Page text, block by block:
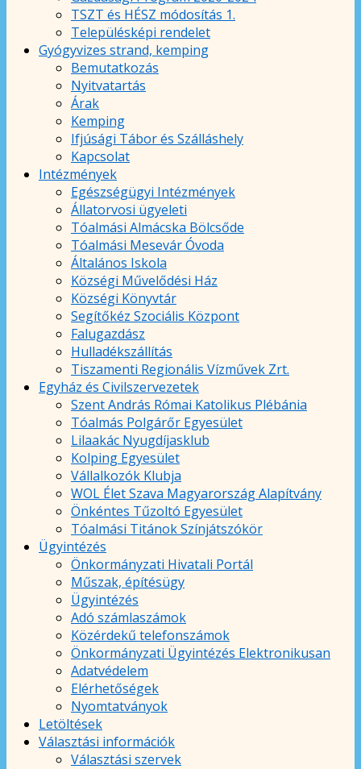
TSZT és HÉSZ módosítás 1.
Településképi rendelet
Gyógyvizes strand, kemping
Bemutatkozás
Nyitvatartás
Árak
Kemping
Ifjúsági Tábor és Szálláshely
Kapcsolat
Intézmények
Egészségügyi Intézmények
Állatorvosi ügyeleti
Tóalmási Almácska Bölcsőde
Tóalmási Mesevár Óvoda
Általános Iskola
Községi Művelődési Ház
Községi Könyvtár
Segítőkéz Szociális Központ
Falugazdász
Hulladékszállítás
Tiszamenti Regionális Vízművek Zrt.
Egyház és Civilszervezetek
Szent András Római Katolikus Plébánia
Tóalmás Polgárőr Egyesület
Lilaakác Nyugdíjasklub
Kolping Egyesület
Vállalkozók Klubja
WOL Élet Szava Magyarország Alapítvány
Önkéntes Tűzoltó Egyesület
Tóalmási Titánok Színjátszókör
Ügyintézés
Önkormányzati Hivatali Portál
Műszak, építésügy
Ügyintézés
Adó számlaszámok
Közérdekű telefonszámok
Önkormányzati Ügyintézés Elektronikusan
Adatvédelem
Elérhetőségek
Nyomtatványok
Letöltések
Választási információk
Választási szervek